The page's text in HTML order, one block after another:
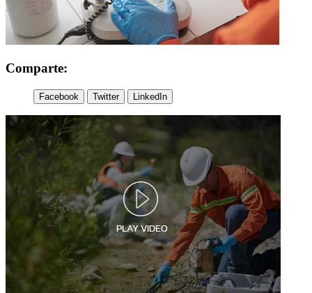
Comparte:
Facebook Twitter LinkedIn